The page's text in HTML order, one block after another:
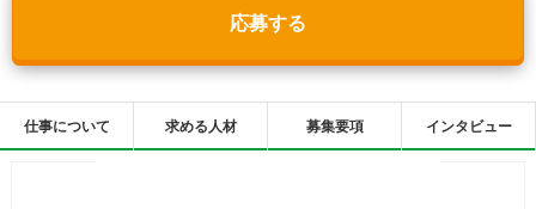
応募する
仕事について 求める人材 募集要項 インタビュー